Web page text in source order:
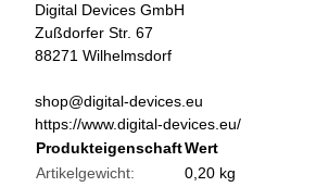
Digital Devices GmbH
Zußdorfer Str. 67
88271 Wilhelmsdorf
shop@digital-devices.eu
https://www.digital-devices.eu/
ProdukteigenschaftWert
Artikelgewicht:
0,20 kg